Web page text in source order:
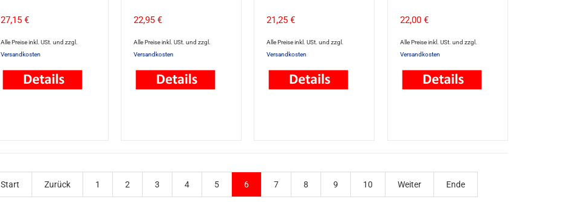
27,15 €
Alle Preise inkl. USt. und zzgl.
Versandkosten
22,95 €
Alle Preise inkl. USt. und zzgl.
Versandkosten
21,25 €
Alle Preise inkl. USt. und zzgl.
Versandkosten
22,00 €
Alle Preise inkl. USt. und zzgl.
Versandkosten
Start Zurück 1 2 3 4 5 6 7 8 9 10 Weiter Ende